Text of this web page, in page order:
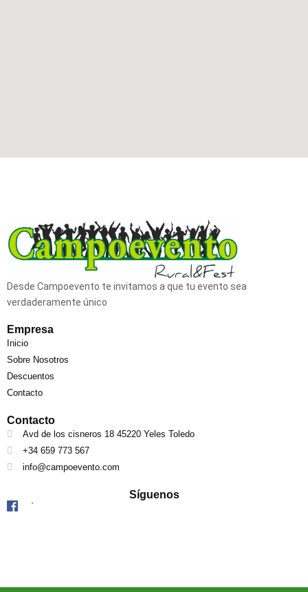
Desde Campoevento te invitamos a que tu evento sea
verdaderamente único
Empresa
Inicio
Sobre Nosotros
Descuentos
Contacto
Contacto
Avd de los cisneros 18 45220 Yeles Toledo
+34 659 773 567
info@campoevento.com
Síguenos